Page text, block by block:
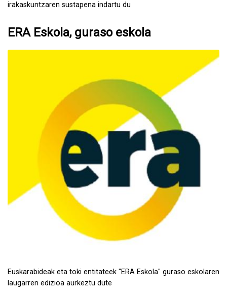
irakaskuntzaren sustapena indartu du
ERA Eskola, guraso eskola
Euskarabideak eta toki entitateek "ERA Eskola" guraso eskolaren
laugarren edizioa aurkeztu dute